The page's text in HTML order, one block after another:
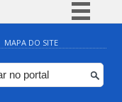
Simplifique!
Comunica BR
Participe
MAPA DO SITE